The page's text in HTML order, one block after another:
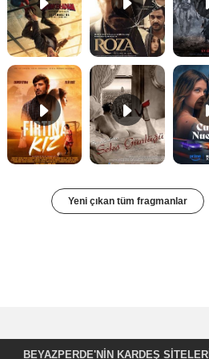
Fırtına Kız Fragman Bir Kadının Seks Günlüğü Orijinal Fragman
Yeni çıkan tüm fragmanlar
BEYAZPERDE'NIN KARDEŞ SİTELERİ